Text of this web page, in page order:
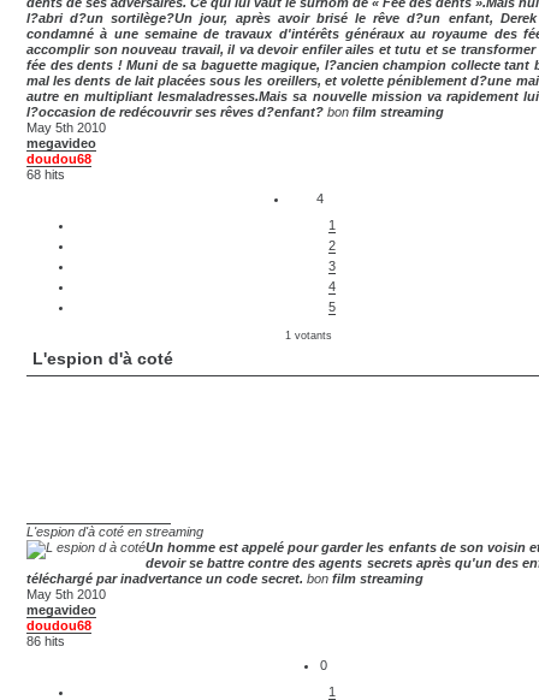
l?abri d?un sortilège?Un jour, après avoir brisé le rêve d?un enfant,
condamné à une semaine de travaux d'intérêts généraux au royaume des
accomplir son nouveau travail, il va devoir enfiler ailes et tutu et se transformer
fée des dents ! Muni de sa baguette magique, l?ancien champion collecte tant
mal les dents de lait placées sous les oreillers, et volette péniblement d?une
autre en multipliant lesmaladresses.Mais sa nouvelle mission va rapidement
l?occasion de redécouvrir ses rêves d?enfant? bon film streaming
May 5th 2010
megavideo
doudou68
68 hits
4
1
2
3
4
5
1 votants
L'espion d'à coté
L'espion d'à coté en streaming
Un homme est appelé pour garder les enfants de son voisin
devoir se battre contre des agents secrets après qu'un des
téléchargé par inadvertance un code secret. bon film streaming
May 5th 2010
megavideo
doudou68
86 hits
0
1